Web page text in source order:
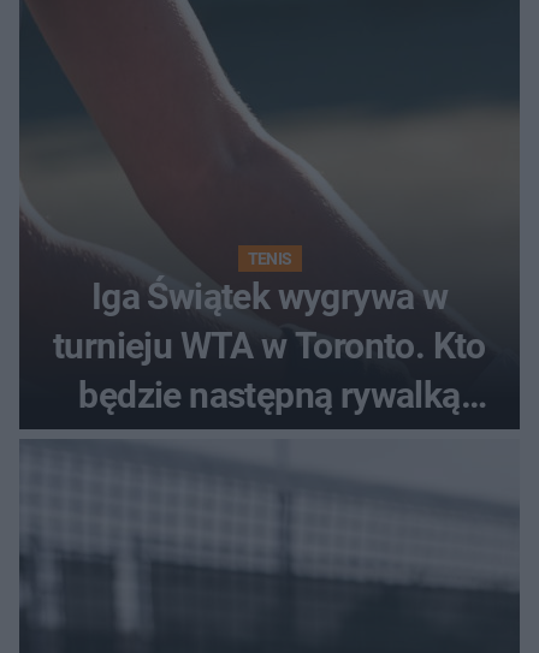
TENIS
Iga Świątek wygrywa w
turnieju WTA w Toronto. Kto
będzie następną rywalką
Polki?